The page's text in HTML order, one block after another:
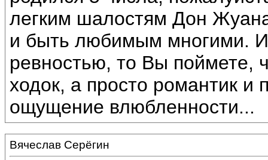
легким шалостям Дон
и быть любимым многими.
ревностью, то Вы
ходок, а просто романтик и
ощущение влюбленности...
Вячеслав Серёгин